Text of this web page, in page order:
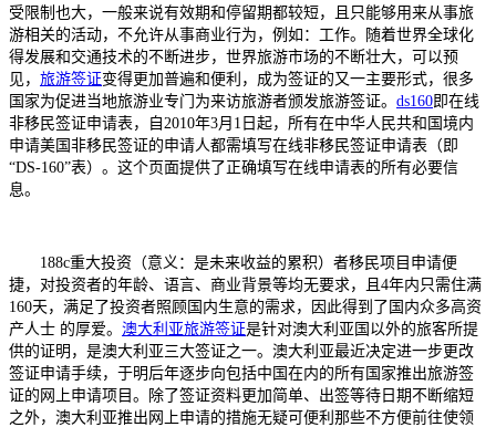
受限制也大，一般来说有效期和停留期都较短，且只能够用来从事旅
游相关的活动，不允许从事商业行为，例如：工作。随着世界全球化
得发展和交通技术的不断进步，世界旅游市场的不断壮大，可以预
见， 旅游签证变得更加普遍和便利，成为签证的又一主要形式，很多
国家为促进当地旅游业专门为来访旅游者颁发旅游签证。 ds160即在线
非移民签证申请表，自2010年3月1日起，所有在中华人民共和国境内
申请美国非移民签证的申请人都需填写在线非移民签证申请表（即
“DS-160”表）。这个页面提供了正确填写在线申请表的所有必要信
息。
188c重大投资（意义：是未来收益的累积）者移民项目申请便
捷，对投资者的年龄、语言、商业背景等均无要求，且4年内只需住满
160天，满足了投资者照顾国内生意的需求，因此得到了国内众多高资
产人士 的厚爱。 澳大利亚旅游签证是针对澳大利亚国以外的旅客所提
供的证明，是澳大利亚三大签证之一。澳大利亚最近决定进一步更改
签证申请手续，于明后年逐步向包括中国在内的所有国家推出旅游签
证的网上申请项目。除了签证资料更加简单、出签等待日期不断缩短
之外，澳大利亚推出网上申请的措施无疑可便利那些不方便前往使领